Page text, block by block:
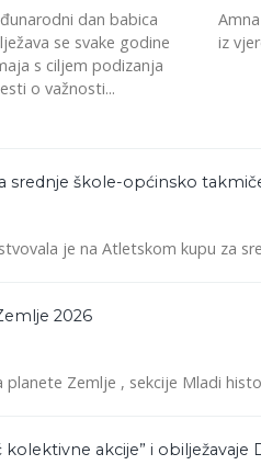
dan babica
se svake godine
s ciljem podizanja
o važnosti...
iz
srednje škole-općinsko
je na Atletskom kupu za
2026
planete Zemlje , sekcije Mladi
akcije” i obilježavaje